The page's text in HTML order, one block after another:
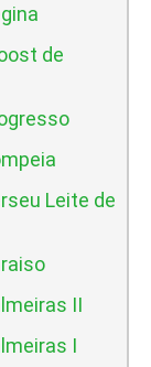
de
Leite de
II
I